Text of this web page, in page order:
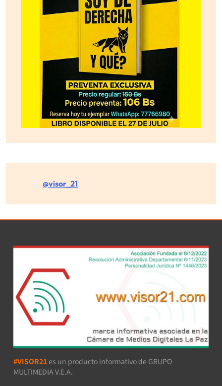
@visor_21
#VISOR21 es un producto informativo de GRUPO
MULTIMEDIA V.E.A.